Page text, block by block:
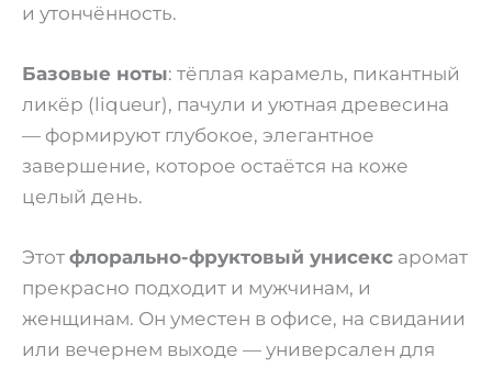
и утончённость.
Базовые ноты: тёплая карамель, пикантный
ликёр (liqueur), пачули и уютная древесина
— формируют глубокое, элегантное
завершение, которое остаётся на коже
целый день.
Этот флорально-фруктовый унисекс аромат
прекрасно подходит и мужчинам, и
женщинам. Он уместен в офисе, на свидании
или вечернем выходе — универсален для